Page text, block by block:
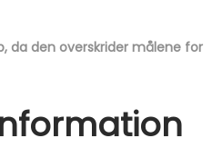
da den overskrider målene for